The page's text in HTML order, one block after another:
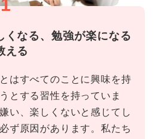
くなる、勉強が楽になる
える
はすべてのことに興味を持
とする習性を持っていま
い、楽しくないと感じてし
ず原因があります。私たち